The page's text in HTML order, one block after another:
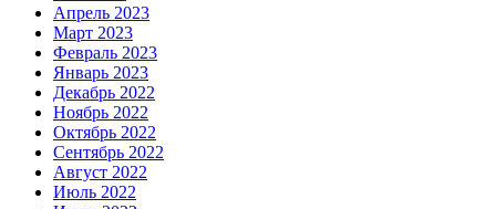
Апрель 2023
Март 2023
Февраль 2023
Январь 2023
Декабрь 2022
Ноябрь 2022
Октябрь 2022
Сентябрь 2022
Август 2022
Июль 2022